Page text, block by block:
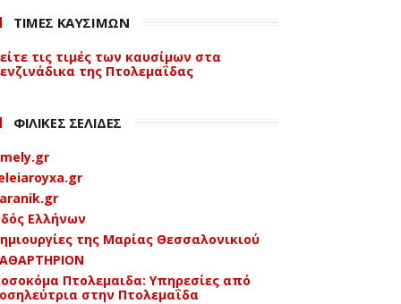
ΤΙΜΕΣ ΚΑΥΣΙΜΩΝ
τις τιμές των καυσίμων στα
της Πτολεμαΐδας
ΦΙΛΙΚΕΣ ΣΕΛΙΔΕΣ
Ελλήνων
της Μαρίας Θεσσαλονικιού
Πτολεμαιδα: Υπηρεσίες από
στην Πτολεμαΐδα